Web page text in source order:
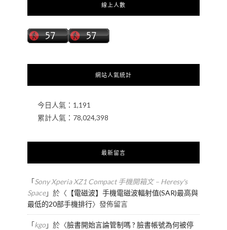
線上人數
網站人氣統計
今日人氣： 1,191
累計人氣： 78,024,398
最新留言
「Sony Xperia XZ1 Compact 手機開箱文 – Heresy's
Space」於〈 【電磁波】手機電磁波輻射值(SAR)最高與
最低的20部手機排行〉發佈留言
「kgo」於〈臉書開始言論管制嗎 ? 臉書帳號為何被停